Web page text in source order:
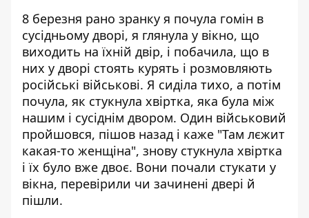
8 березня рано зранку я почула гомін в
сусідньому дворі, я глянула у вікно, що
виходить на їхній двір, і побачила, що в
них у дворі стоять курять і розмовляють
російські військові. Я сиділа тихо, а потім
почула, як стукнула хвіртка, яка була між
нашим і сусіднім двором. Один військовий
пройшовся, пішов назад і каже "Там лєжит
какая-то женщіна", знову стукнула хвіртка
і їх було вже двоє. Вони почали стукати у
вікна, перевірили чи зачинені двері й
пішли.